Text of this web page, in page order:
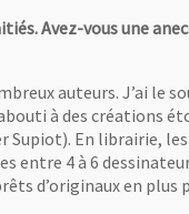
Avez-vous une
auteurs. J’ai le
à des créations
En librairie,
entre 4 à 6
d’originaux en plus